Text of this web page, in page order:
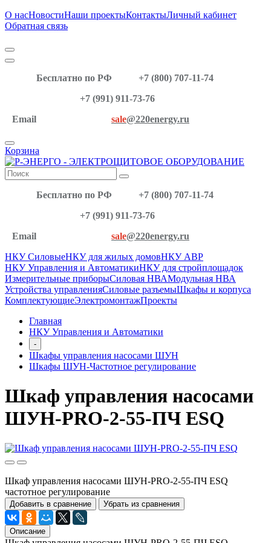
О насНовостиНаши проектыКонтактыЛичный кабинет
Обратная связь
Бесплатно по РФ
+7 (800) 707-11-74
+7 (991) 911-73-76
Email
sale@220energy.ru
Корзина
Бесплатно по РФ
+7 (800) 707-11-74
+7 (991) 911-73-76
Email
sale@220energy.ru
НКУ СиловыеНКУ для жилых домовНКУ АВР
НКУ Управления и АвтоматикиНКУ для стройплощадок
Измерительные приборыСиловая НВАМодульная НВА
Устройства управленияСиловые разъемыШкафы и корпуса
КомплектующиеЭлектромонтажПроекты
Главная
НКУ Управления и Автоматики
-
Шкафы управления насосами ШУН
Шкафы ШУН-Частотное регулирование
Шкаф управления насосами
ШУН-PRO-2-55-ПЧ ESQ
Шкаф управления насосами ШУН-PRO-2-55-ПЧ ESQ
частотное регулирование
Добавить в сравнение Убрать из сравнения
Описание